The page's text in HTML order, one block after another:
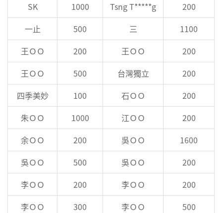
SK 1000 Tsng T*****g
200
一止
500 三
1100
王ＯＯ
200 王ＯＯ
200
王ＯＯ
500 台灣獨立
200
四季美妙
100 石ＯＯ
200
朱ＯＯ
1000 江ＯＯ
200
余ＯＯ
200 吳ＯＯ
1600
吳ＯＯ
500 吳ＯＯ
200
李ＯＯ
200 李ＯＯ
200
李ＯＯ
300 李ＯＯ
500